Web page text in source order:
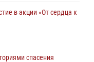
в акции «От сердца к
спасения